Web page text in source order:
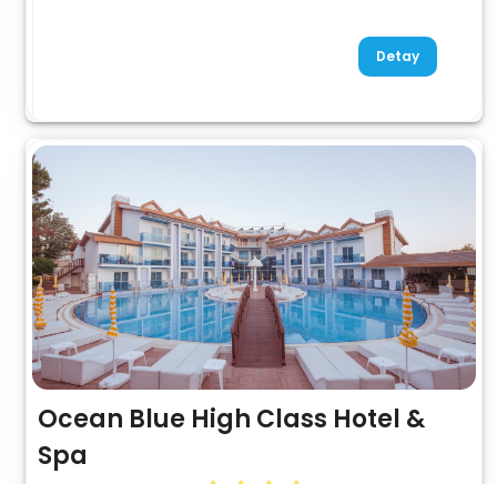
Detay
Ocean Blue High Class Hotel &
Spa